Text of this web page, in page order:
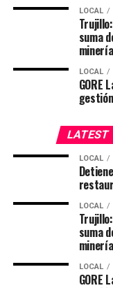
saneamiento,
esto hay que
logística para la
mantenimiento de
y Trujillo; todo lo
intervenciones al
Del total de
cartera dinámica
en proceso de
licitadas entre
compromiso de la
mantener un ritmo
el último día de su
13 grandes
LOCAL
suma
LOCAL
GORE
LATEST
LOCAL
LOCAL
suma
LOCAL
GORE